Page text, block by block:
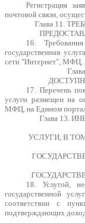
Регистрация
почтовой связи,
Глава 11.
16.
государственная
сети "Интернет", МФЦ,
17. Перечень
услуги размещен на
МФЦ, на Едином
Глава 13.
УСЛУГИ, В
18. Услугой,
государственной
соответствии с
подтверждающих